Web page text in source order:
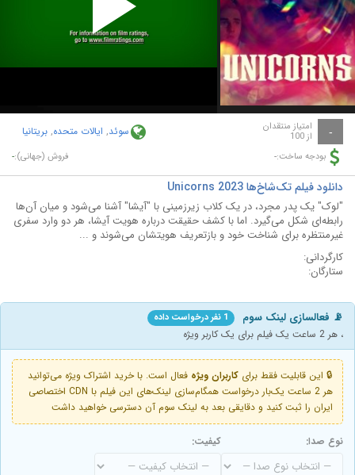
Play
Video
- امتیاز منتقدان
از 100 سوئد, ایالات متحده, بریتانیا
بودجه ساخت:- فروش (جهانی):-
دانلود فیلم تک‌شاخ‌ها Unicorns 2023
"لوک" یک پدر مجرد، در یک کلاب زیرزمینی با "آیشا" آشنا می‌شود و میان آن‌ها
رابطه‌ای شکل می‌گیرد. اما با کشف حقیقت درباره هویت آیشا، هر دو وارد سفری
غیرمنتظره برای شناخت خود و بازتعریف هویتشان می‌شوند و ...
کارگردانی:
ستارگان:
📡 فعالسازی لینک سوم 1 نفر درخواست داده
، هر 2 ساعت یک فیلم برای یک کاربر ویژه
🔒 این قابلیت فقط برای کاربران ویژه فعال است. با خرید اشتراک ویژه می‌توانید
هر 2 ساعت یک‌بار درخواست همگام‌سازی لینک‌های این فیلم با CDN اختصاصی
ایران را ثبت کنید و دقایقی بعد به لینک سوم آن دسترسی خواهید داشت
نوع صدا: کیفیت: